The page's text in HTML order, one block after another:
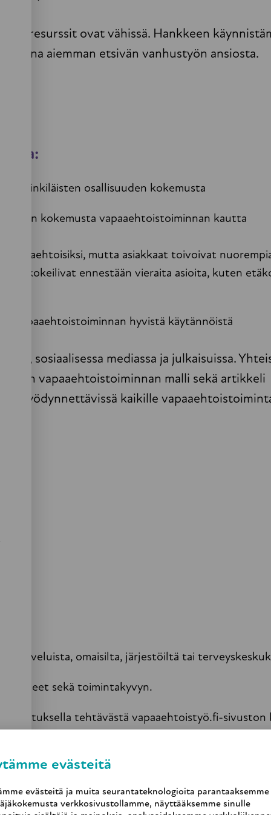
evästeitä
evästeitä ja muita seurantateknologioita parantaaksemme
verkkosivustollamme, näyttääksemme sinulle
resurssit ovat vähissä. Hankkeen
aiemman etsivän vanhustyön ansiosta.
helsinkiläisten osallisuuden kokemusta
kokemusta vapaaehtoistoiminnan kautta
mutta asiakkaat toivoivat
ja kokeilivat ennestään vieraita asioita, kuten
vapaaehtoistoiminnan hyvistä käytännöistä
sosiaalisessa mediassa ja julkaisuissa.
vapaaehtoistoiminnan malli sekä artikkeli
on hyödynnettävissä kaikille
palveluista, omaisilta, järjestöiltä tai
tarpeet sekä toimintakyvyn.
ilmoituksella tehtävästä vapaaehtoistyö.fi-sivuston
yksilöllisesti, jonka jälkeen järjestetään